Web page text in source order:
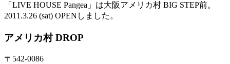
「LIVE HOUSE Pangea」は大阪アメリカ村 BIG STEP前。
2011.3.26 (sat) OPENしました。
アメリカ村 DROP
〒542-0086